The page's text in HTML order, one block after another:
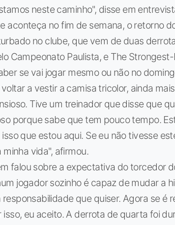
neste caminho", disse em
aconteça no fim de semana, o retorno
no clube, que vem de duas
Campeonato Paulista, e The
se vai jogar mesmo ou não no
a vestir a camisa tricolor, ainda
Tive um treinador que disse que
porque sabe que tem pouco tempo.
que estou aqui. Se eu não tivesse
vida", afirmou.
falou sobre a expectativa do torcedor
jogador sozinho é capaz de mudar a
que quiser. Agora se é
isso, eu aceito. A derrota de quarta foi